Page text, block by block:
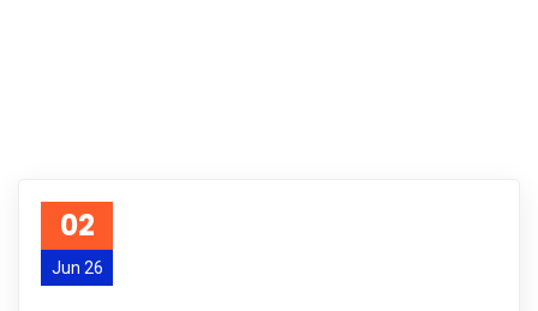
02
Jun 26